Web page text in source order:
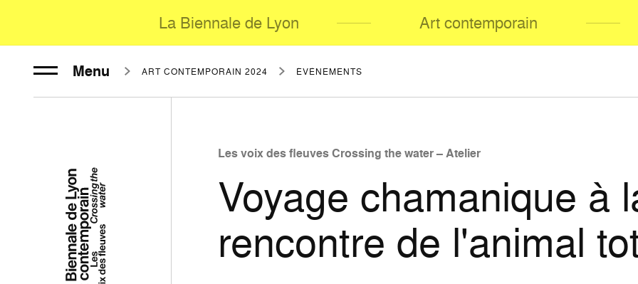
La Biennale de Lyon Art contemporain
Menu ART CONTEMPORAIN 2024 ÉVÈNEMENTS
Les voix des fleuves Crossing the water – Atelier
Voyage chamanique à
rencontre de l'animal